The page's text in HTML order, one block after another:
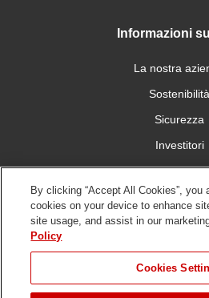
Informazioni
La nostra
Sostenibilità
Sicurezza
Investitori
Carriera
Connettiti
By clicking “Accept All Cookies”, you
cookies on your device to enhance
site usage, and assist in our
Policy
Cookies